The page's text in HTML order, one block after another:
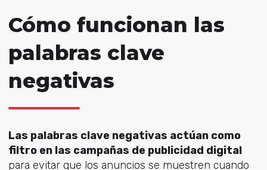
Cómo funcionan las
palabras clave
negativas
Las palabras clave negativas actúan como
filtro en las campañas de publicidad digital
para evitar que los anuncios se muestren cuando